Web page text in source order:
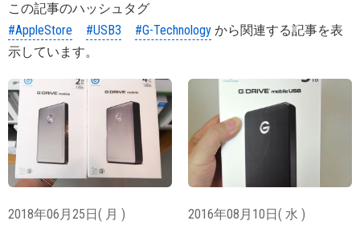
この記事のハッシュタグ
#AppleStore
#USB3 #G-Technology から関連する記事を表
示しています。
2018年06月25日( 月 ) 2016年08月10日( 水 )